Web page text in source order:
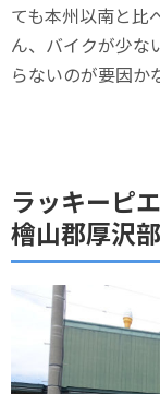
ても本州以南と比
ん、バイクが少な
らないのが要因か
ラッキーピ
檜山郡厚沢部